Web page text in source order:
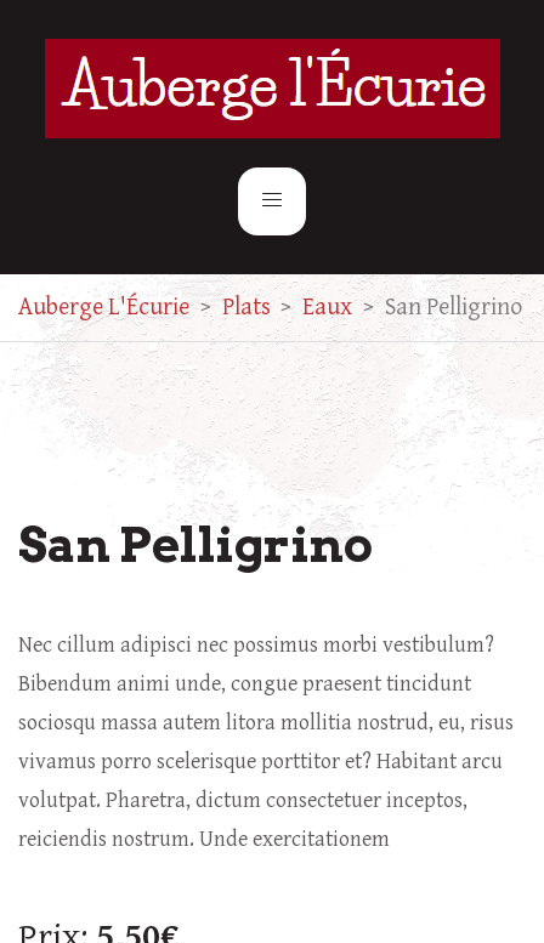
Auberge L'Écurie > Plats > Eaux > San Pelligrino
San Pelligrino
Nec cillum adipisci nec possimus morbi vestibulum?
Bibendum animi unde, congue praesent tincidunt
sociosqu massa autem litora mollitia nostrud, eu, risus
vivamus porro scelerisque porttitor et? Habitant arcu
volutpat. Pharetra, dictum consectetuer inceptos,
reiciendis nostrum. Unde exercitationem